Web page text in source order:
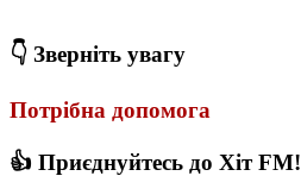
👇 Зверніть увагу
Потрібна допомога
👍 Приєднуйтесь до Хіт FM!